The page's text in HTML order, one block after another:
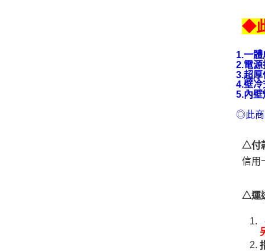
◆
1.一
2.電源
3.超厚
4.壁冷
5.內壁
◎此商
△付
信用
△運